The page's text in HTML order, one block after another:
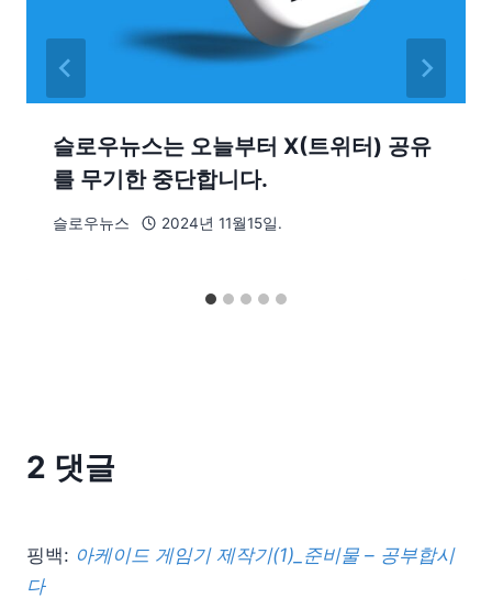
슬로우뉴스는 오늘부터 X(트위터) 공유
를 무기한 중단합니다.
슬로우뉴스 2024년 11월15일.
2 댓글
핑백: 아케이드 게임기 제작기(1)_준비물 – 공부합시
다